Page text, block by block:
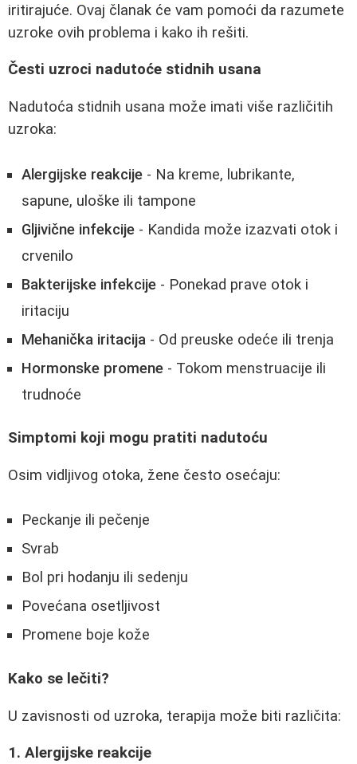
iritirajuće. Ovaj članak će vam pomoći da razumete
uzroke ovih problema i kako ih rešiti.
Česti uzroci nadutoće stidnih usana
Nadutoća stidnih usana može imati više različitih
uzroka:
Alergijske reakcije - Na kreme, lubrikante,
sapune, uloške ili tampone
Gljivične infekcije - Kandida može izazvati otok i
crvenilo
Bakterijske infekcije - Ponekad prave otok i
iritaciju
Mehanička iritacija - Od preuske odeće ili trenja
Hormonske promene - Tokom menstruacije ili
trudnoće
Simptomi koji mogu pratiti nadutoću
Osim vidljivog otoka, žene često osećaju:
Peckanje ili pečenje
Svrab
Bol pri hodanju ili sedenju
Povećana osetljivost
Promene boje kože
Kako se lečiti?
U zavisnosti od uzroka, terapija može biti različita:
1. Alergijske reakcije